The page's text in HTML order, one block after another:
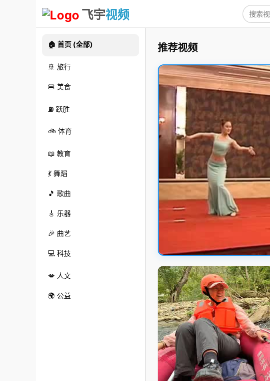
飞宇视频
🏠 首页 (全部)
🚢 旅行
🍔 美食
⛽ 跃胜
🚲 体育
📖 教育
💃 舞蹈
🎵 歌曲
🎸 乐器
🎉 曲艺
💻 科技
💋 人文
🌍 公益
推荐视频